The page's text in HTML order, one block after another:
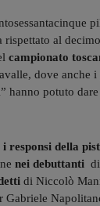
rispettato al
campionato
dove anche
hanno potuto
responsi della
nei debuttanti
di Niccolò
Gabriele